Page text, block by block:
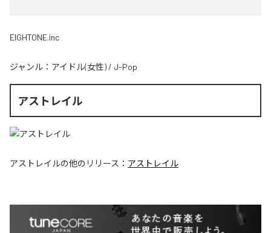
EIGHTONE.inc
ジャンル： アイドル(女性) / J-Pop
アストレイル
アストレイルの他のリリース： アストレイル